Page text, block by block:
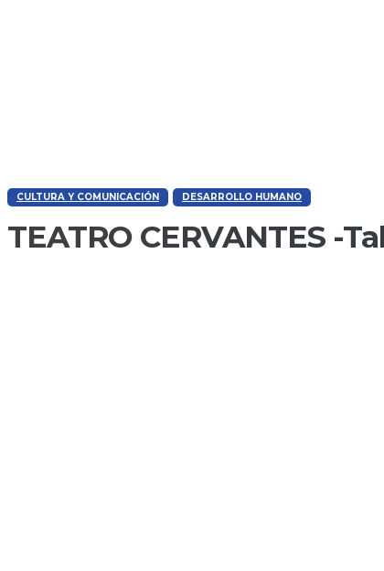
CULTURA Y COMUNICACIÓN DESARROLLO HUMANO
TEATRO CERVANTES -